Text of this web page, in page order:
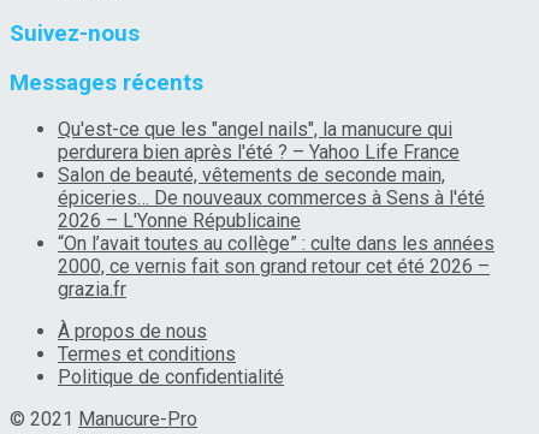
Suivez-nous
Messages récents
Qu'est-ce que les "angel nails", la manucure qui
perdurera bien après l'été ? – Yahoo Life France
Salon de beauté, vêtements de seconde main,
épiceries… De nouveaux commerces à Sens à l'été
2026 – L'Yonne Républicaine
“On l’avait toutes au collège” : culte dans les années
2000, ce vernis fait son grand retour cet été 2026 –
grazia.fr
À propos de nous
Termes et conditions
Politique de confidentialité
© 2021 Manucure-Pro